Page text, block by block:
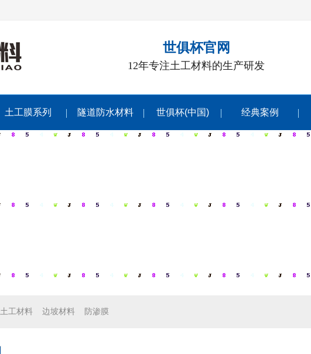
世俱杯官网
12年专注土工材料的生产研发
土工膜系列 隧道防水材料 世俱杯(中国) 经典案例
土工材料 边坡材料 防渗膜